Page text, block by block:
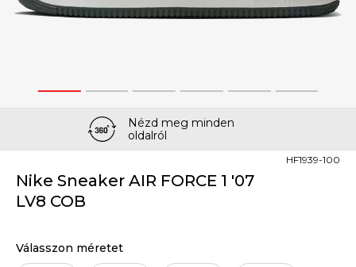
1 2 3 4 5 6
Nézd meg minden
oldalról
Nike Sneaker AIR FORCE 1 '07
LV8 COB
HF1939-100
Válasszon méretet